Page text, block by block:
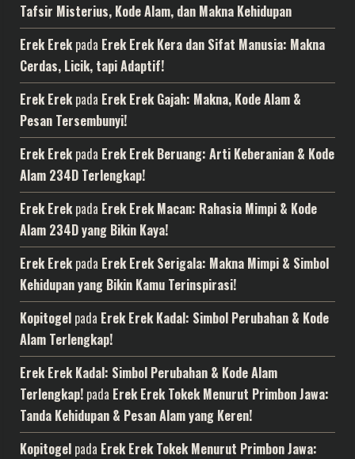
Tafsir Misterius, Kode Alam, dan Makna Kehidupan
Erek Erekpada Erek Erek Kera dan Sifat Manusia: Makna
Cerdas, Licik, tapi Adaptif!
Erek Erekpada Erek Erek Gajah: Makna, Kode Alam &
Pesan Tersembunyi!
Erek Erekpada Erek Erek Beruang: Arti Keberanian & Kode
Alam 234D Terlengkap!
Erek Erekpada Erek Erek Macan: Rahasia Mimpi & Kode
Alam 234D yang Bikin Kaya!
Erek Erekpada Erek Erek Serigala: Makna Mimpi & Simbol
Kehidupan yang Bikin Kamu Terinspirasi!
Kopitogel pada Erek Erek Kadal: Simbol Perubahan & Kode
Alam Terlengkap!
Erek Erek Kadal: Simbol Perubahan & Kode Alam
Terlengkap! pada Erek Erek Tokek Menurut Primbon Jawa:
Tanda Kehidupan & Pesan Alam yang Keren!
Kopitogel pada Erek Erek Tokek Menurut Primbon Jawa: